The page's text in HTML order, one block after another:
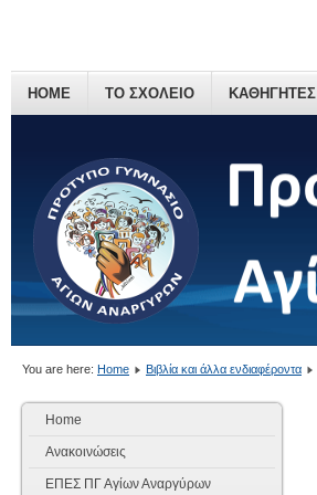
HOME ΤΟ ΣΧΟΛΕΙΟ ΚΑΘΗΓΗΤΕΣ
You are here: Home Βιβλία και άλλα ενδιαφέροντα
Home
Ανακοινώσεις
ΕΠΕΣ ΠΓ Αγίων Αναργύρων